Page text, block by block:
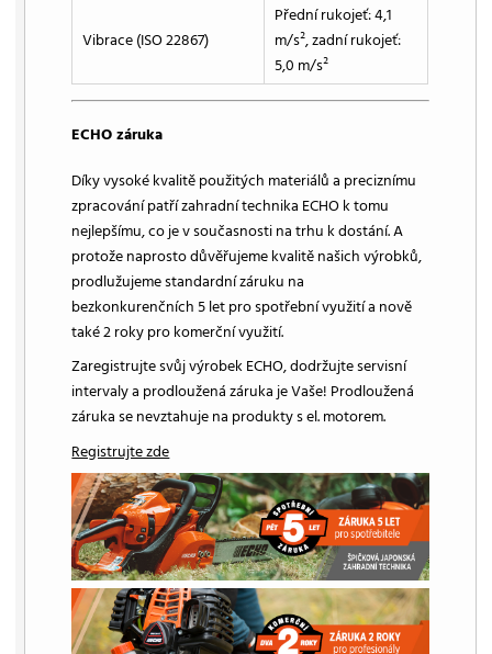
Vibrace (ISO 22867)
Přední rukojeť: 4,1
m/s², zadní rukojeť:
5,0 m/s²
ECHO záruka
Díky vysoké kvalitě použitých materiálů a preciznímu
zpracování patří zahradní technika ECHO k tomu
nejlepšímu, co je v současnosti na trhu k dostání. A
protože naprosto důvěřujeme kvalitě našich výrobků,
prodlužujeme standardní záruku na
bezkonkurenčních 5 let pro spotřební využití a nově
také 2 roky pro komerční využití.
Zaregistrujte svůj výrobek ECHO, dodržujte servisní
intervaly a prodloužená záruka je Vaše! Prodloužená
záruka se nevztahuje na produkty s el. motorem.
Registrujte zde